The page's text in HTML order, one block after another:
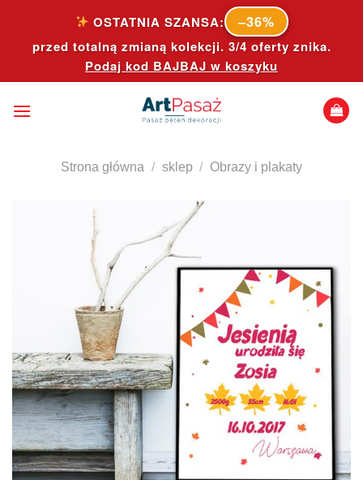
content
OSTATNIA SZANSA: –36%
przed totalną zmianą kolekcji. 3/4 oferty znika.
Podaj kod BAJBAJ w koszyku
Strona główna / sklep / Obrazy i plakaty